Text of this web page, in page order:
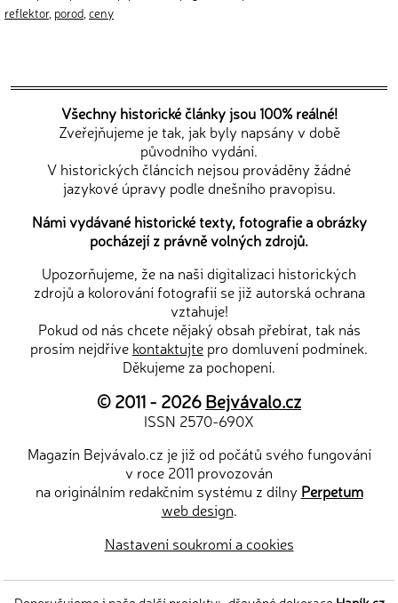
reflektor, porod ceny
Všechny historické články jsou 100% reálné!
Zveřejňujeme je tak, jak byly napsány v době
původního vydání.
V historických článcích nejsou prováděny žádné
jazykové úpravy podle dnešního pravopisu.
Námi vydávané historické texty, fotografie a obrázky
pocházejí z právně volných zdrojů.
Upozorňujeme, že na naši digitalizaci historických
zdrojů a kolorování fotografií se již autorská ochrana
vztahuje!
Pokud od nás chcete nějaký obsah přebírat, tak nás
prosím nejdříve kontaktujte pro domluvení podmínek.
Děkujeme za pochopení.
© 2011 - 2026Bejvávalo.cz
ISSN 2570-690X
Magazín Bejvávalo.cz je již od počátů svého fungování
v roce 2011 provozován
na originálním redakčním systému z dílny Perpetum
web design.
Nastavení soukromí a cookies